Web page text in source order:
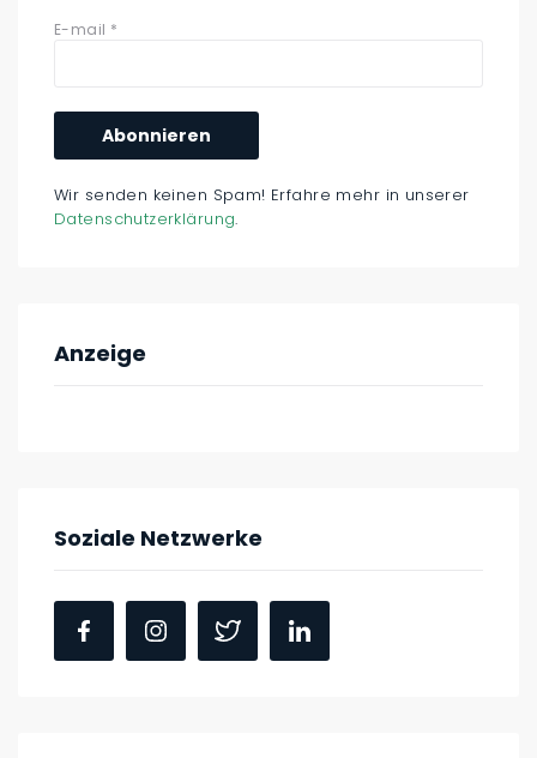
E-mail *
Wir senden keinen Spam! Erfahre mehr in unserer
Datenschutzerklärung.
Anzeige
Soziale Netzwerke